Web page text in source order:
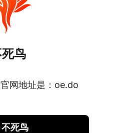
鸟
网地址是：oe.do
不死鸟